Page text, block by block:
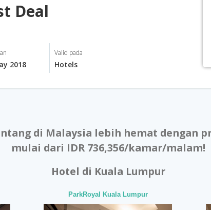
Deal
2018
Valid pada
Hotels
di Malaysia lebih hemat dengan
mulai dari IDR 736,356/kamar/malam!
Hotel di Kuala Lumpur
ParkRoyal Kuala Lumpur